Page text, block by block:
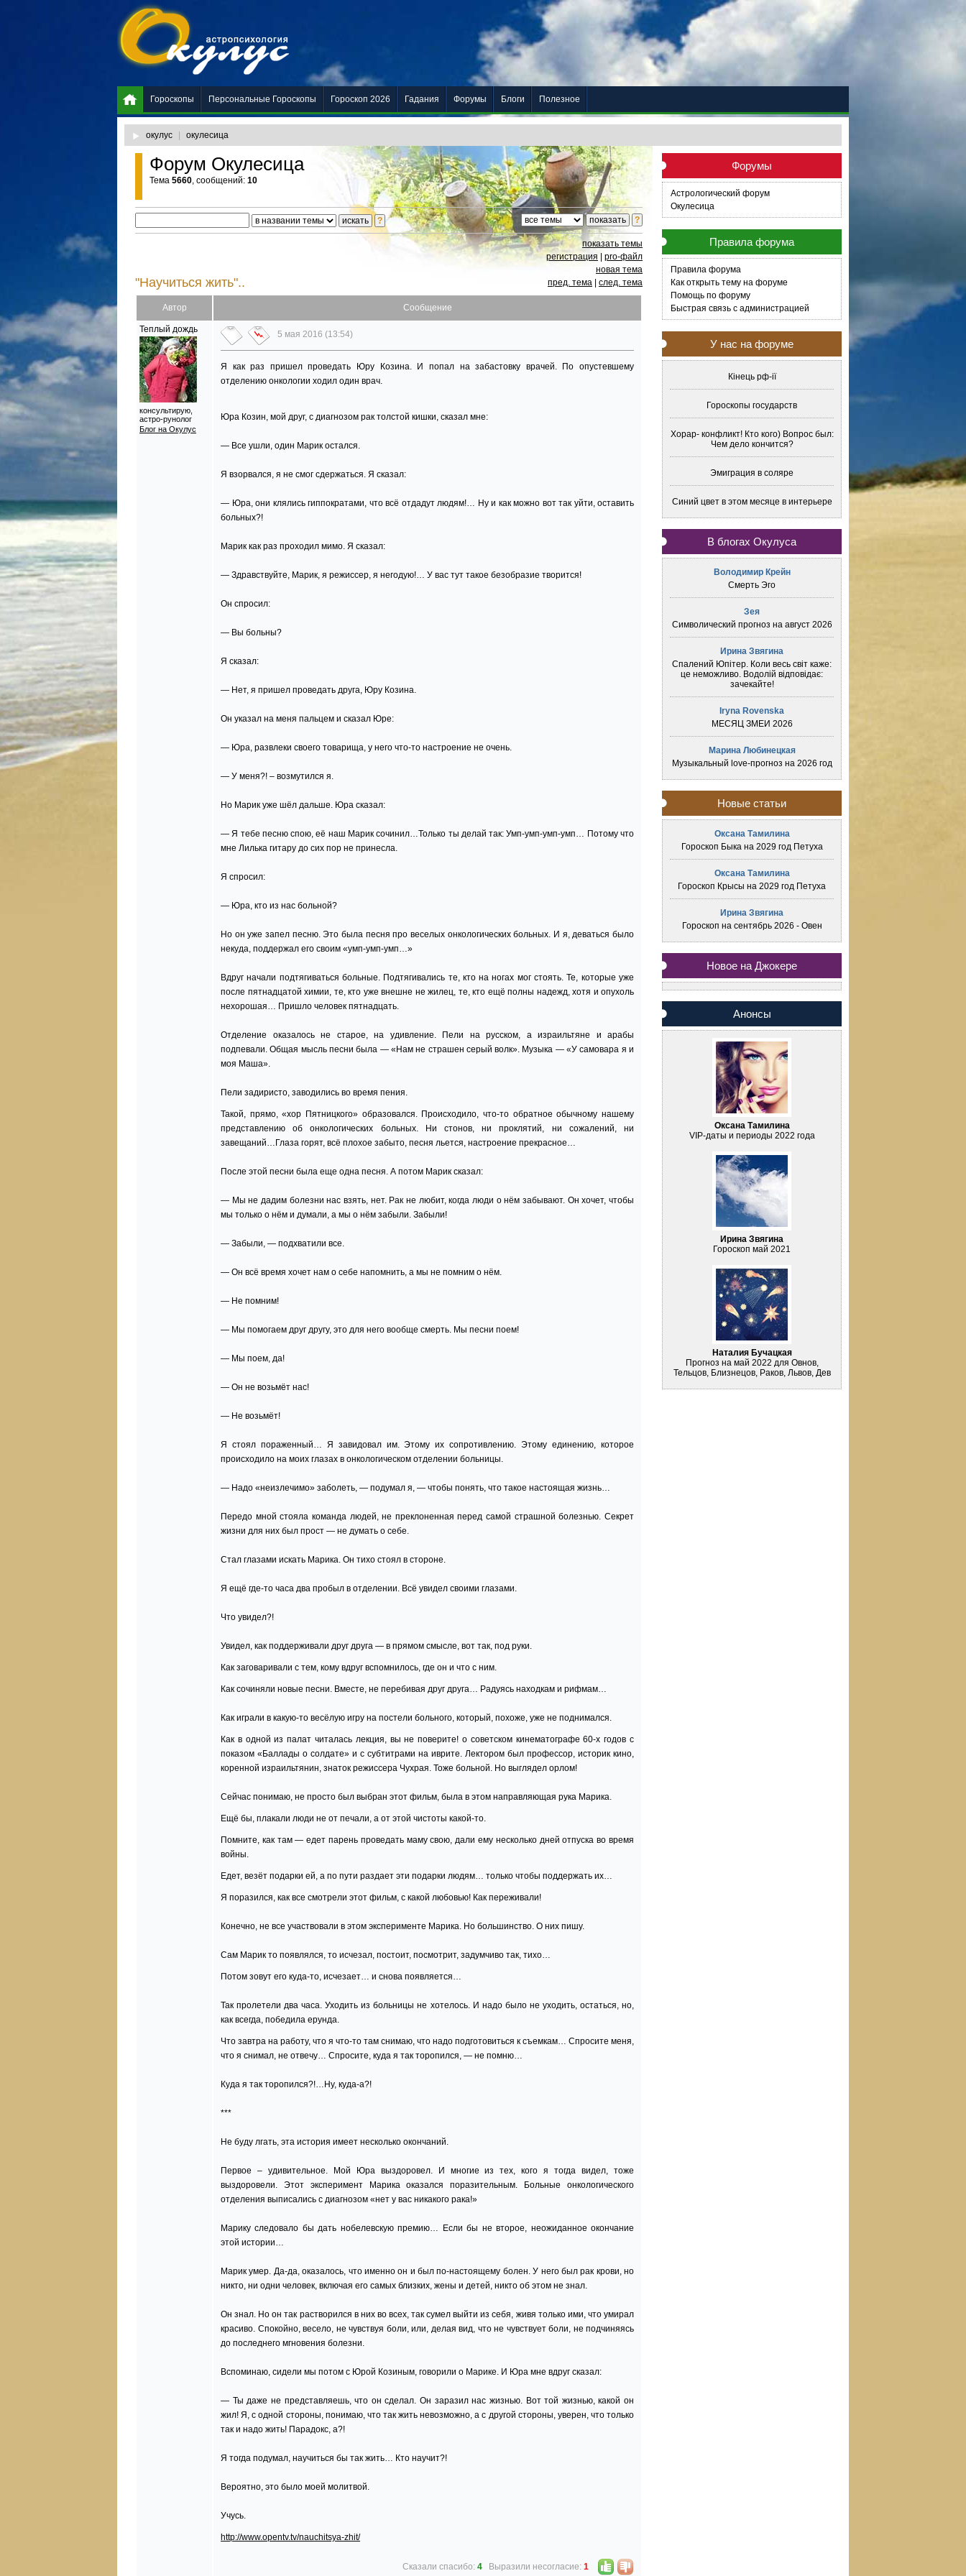
окулус окулесица
Форум Окулесица
Тема 5660, сообщений: 10
"Научиться жить"..
показать темы
регистрация
pro-файл
новая тема
пред. тема
след. тема
Автор Сообщение
Теплый дождь
консультирую,
астро-рунолог
Блог на Окулус
5 мая 2016 (13:54)
Я как раз пришел проведать Юру Козина. И попал на забастовку врачей. По опустевшему
отделению онкологии ходил один врач.
Юра Козин, мой друг, с диагнозом рак толстой кишки, сказал мне:
— Все ушли, один Марик остался.
Я взорвался, я не смог сдержаться. Я сказал:
— Юра, они клялись гиппократами, что всё отдадут людям!… Ну и как можно вот так уйти, оставить
больных?!
Марик как раз проходил мимо. Я сказал:
— Здравствуйте, Марик, я режиссер, я негодую!… У вас тут такое безобразие творится!
Он спросил:
— Вы больны?
Я сказал:
— Нет, я пришел проведать друга, Юру Козина.
Он указал на меня пальцем и сказал Юре:
— Юра, развлеки своего товарища, у него что-то настроение не очень.
— У меня?! – возмутился я.
Но Марик уже шёл дальше. Юра сказал:
— Я тебе песню спою, её наш Марик сочинил…Только ты делай так: Умп-умп-умп-умп… Потому что
мне Лилька гитару до сих пор не принесла.
Я спросил:
— Юра, кто из нас больной?
Но он уже запел песню. Это была песня про веселых онкологических больных. И я, деваться было
некуда, поддержал его своим «умп-умп-умп…»
Вдруг начали подтягиваться больные. Подтягивались те, кто на ногах мог стоять. Те, которые уже
после пятнадцатой химии, те, кто уже внешне не жилец, те, кто ещё полны надежд, хотя и опухоль
нехорошая… Пришло человек пятнадцать.
Отделение оказалось не старое, на удивление. Пели на русском, а израильтяне и арабы
подпевали. Общая мысль песни была — «Нам не страшен серый волк». Музыка — «У самовара я и
моя Маша».
Пели задиристо, заводились во время пения.
Такой, прямо, «хор Пятницкого» образовался. Происходило, что-то обратное обычному нашему
представлению об онкологических больных. Ни стонов, ни проклятий, ни сожалений, ни
завещаний…Глаза горят, всё плохое забыто, песня льется, настроение прекрасное…
После этой песни была еще одна песня. А потом Марик сказал:
— Мы не дадим болезни нас взять, нет. Рак не любит, когда люди о нём забывают. Он хочет, чтобы
мы только о нём и думали, а мы о нём забыли. Забыли!
— Забыли, — подхватили все.
— Он всё время хочет нам о себе напомнить, а мы не помним о нём.
— Не помним!
— Мы помогаем друг другу, это для него вообще смерть. Мы песни поем!
— Мы поем, да!
— Он не возьмёт нас!
— Не возьмёт!
Я стоял пораженный… Я завидовал им. Этому их сопротивлению. Этому единению, которое
происходило на моих глазах в онкологическом отделении больницы.
— Надо «неизлечимо» заболеть, — подумал я, — чтобы понять, что такое настоящая жизнь…
Передо мной стояла команда людей, не преклоненная перед самой страшной болезнью. Секрет
жизни для них был прост — не думать о себе.
Стал глазами искать Марика. Он тихо стоял в стороне.
Я ещё где-то часа два пробыл в отделении. Всё увидел своими глазами.
Что увидел?!
Увидел, как поддерживали друг друга — в прямом смысле, вот так, под руки.
Как заговаривали с тем, кому вдруг вспомнилось, где он и что с ним.
Как сочиняли новые песни. Вместе, не перебивая друг друга… Радуясь находкам и рифмам…
Как играли в какую-то весёлую игру на постели больного, который, похоже, уже не поднимался.
Как в одной из палат читалась лекция, вы не поверите! о советском кинематографе 60-х годов с
показом «Баллады о солдате» и с субтитрами на иврите. Лектором был профессор, историк кино,
коренной израильтянин, знаток режиссера Чухрая. Тоже больной. Но выглядел орлом!
Сейчас понимаю, не просто был выбран этот фильм, была в этом направляющая рука Марика.
Ещё бы, плакали люди не от печали, а от этой чистоты какой-то.
Помните, как там — едет парень проведать маму свою, дали ему несколько дней отпуска во время
войны.
Едет, везёт подарки ей, а по пути раздает эти подарки людям… только чтобы поддержать их…
Я поразился, как все смотрели этот фильм, с какой любовью! Как переживали!
Конечно, не все участвовали в этом эксперименте Марика. Но большинство. О них пишу.
Сам Марик то появлялся, то исчезал, постоит, посмотрит, задумчиво так, тихо…
Потом зовут его куда-то, исчезает… и снова появляется…
Так пролетели два часа. Уходить из больницы не хотелось. И надо было не уходить, остаться, но,
как всегда, победила ерунда.
Что завтра на работу, что я что-то там снимаю, что надо подготовиться к съемкам… Спросите меня,
что я снимал, не отвечу… Спросите, куда я так торопился, — не помню…
Куда я так торопился?!…Ну, куда-а?!
***
Не буду лгать, эта история имеет несколько окончаний.
Первое – удивительное. Мой Юра выздоровел. И многие из тех, кого я тогда видел, тоже
выздоровели. Этот эксперимент Марика оказался поразительным. Больные онкологического
отделения выписались с диагнозом «нет у вас никакого рака!»
Марику следовало бы дать нобелевскую премию… Если бы не второе, неожиданное окончание
этой истории…
Марик умер. Да-да, оказалось, что именно он и был по-настоящему болен. У него был рак крови, но
никто, ни одни человек, включая его самых близких, жены и детей, никто об этом не знал.
Он знал. Но он так растворился в них во всех, так сумел выйти из себя, живя только ими, что умирал
красиво. Спокойно, весело, не чувствуя боли, или, делая вид, что не чувствует боли, не подчиняясь
до последнего мгновения болезни.
Вспоминаю, сидели мы потом с Юрой Козиным, говорили о Марике. И Юра мне вдруг сказал:
— Ты даже не представляешь, что он сделал. Он заразил нас жизнью. Вот той жизнью, какой он
жил! Я, с одной стороны, понимаю, что так жить невозможно, а с другой стороны, уверен, что только
так и надо жить! Парадокс, а?!
Я тогда подумал, научиться бы так жить… Кто научит?!
Вероятно, это было моей молитвой.
Учусь.
http://www.opentv.tv/nauchitsya-zhit/
Сказали спасибо: 4 Выразили несогласие: 1
Форумы
Астрологический форум
Окулесица
Правила форума
Правила форума
Как открыть тему на форуме
Помощь по форуму
Быстрая связь с администрацией
У нас на форуме
Кінець рф-ії
Гороскопы государств
Хорар- конфликт! Кто кого) Вопрос был:
Чем дело кончится?
Эмиграция в соляре
Синий цвет в этом месяце в интерьере
В блогах Окулуса
Володимир Крейн
Смерть Эго
Зея
Символический прогноз на август 2026
Ирина Звягина
Спалений Юпітер. Коли весь світ каже:
це неможливо. Водолій відповідає:
зачекайте!
Iryna Rovenska
МЕСЯЦ ЗМЕИ 2026
Марина Любинецкая
Музыкальный love-прогноз на 2026 год
Новые статьи
Оксана Тамилина
Гороскоп Быка на 2029 год Петуха
Оксана Тамилина
Гороскоп Крысы на 2029 год Петуха
Ирина Звягина
Гороскоп на сентябрь 2026 - Овен
Новое на Джокере
Анонсы
Оксана Тамилина
VIP-даты и периоды 2022 года
Ирина Звягина
Гороскоп май 2021
Наталия Бучацкая
Прогноз на май 2022 для Овнов,
Тельцов, Близнецов, Раков, Львов, Дев
Гороскопы Персональные Гороскопы Гороскоп 2026 Гадания Форумы Блоги Полезное